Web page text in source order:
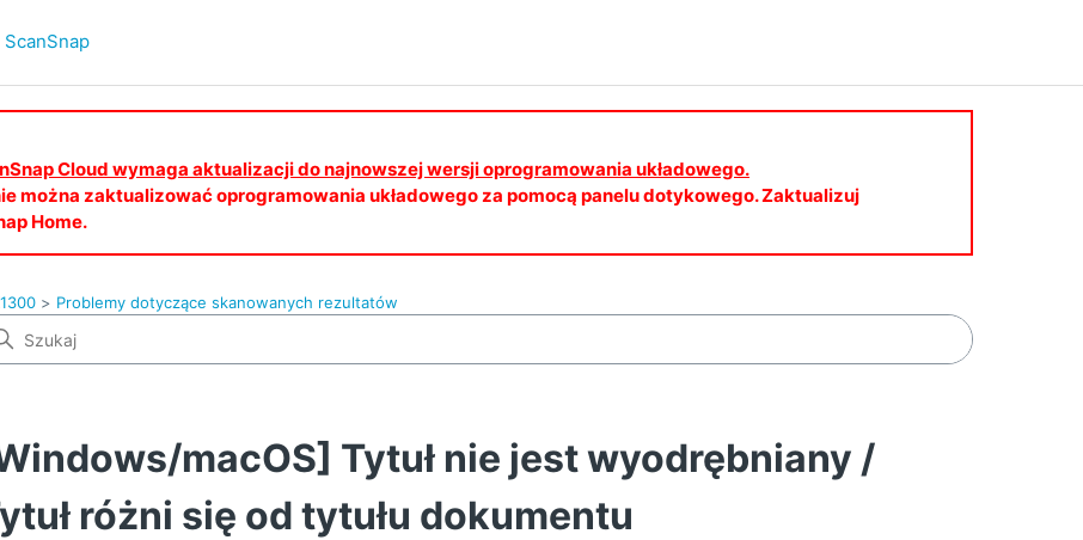
Cloud wymaga aktualizacji do najnowszej wersji oprogramowania układowego.
można zaktualizować oprogramowania układowego za pomocą panelu dotykowego. Zaktualizuj
Home.
Problemy dotyczące skanowanych rezultatów
macOS] Tytuł nie jest wyodrębniany /
różni się od tytułu dokumentu